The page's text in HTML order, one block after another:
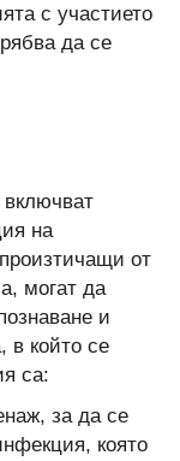
с участието
да се
на
от
могат да
и
в който се
са:
за да се
която